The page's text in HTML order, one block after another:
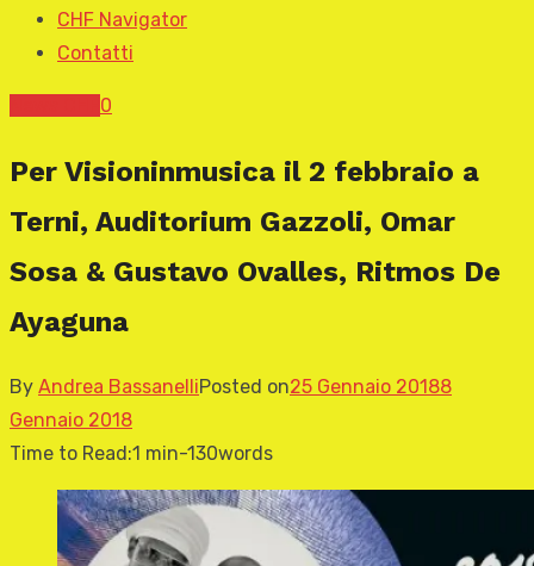
CHF Navigator
Contatti
0
Per Visioninmusica il 2 febbraio a
Terni, Auditorium Gazzoli, Omar
Sosa & Gustavo Ovalles, Ritmos De
Ayaguna
By Andrea BassanelliPosted on25 Gennaio 20188
Gennaio 2018
Time to Read:1 min-130words